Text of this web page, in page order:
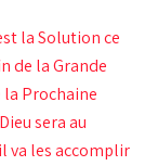
la Solution ce
de la Grande
la Prochaine
sera au
va les accomplir